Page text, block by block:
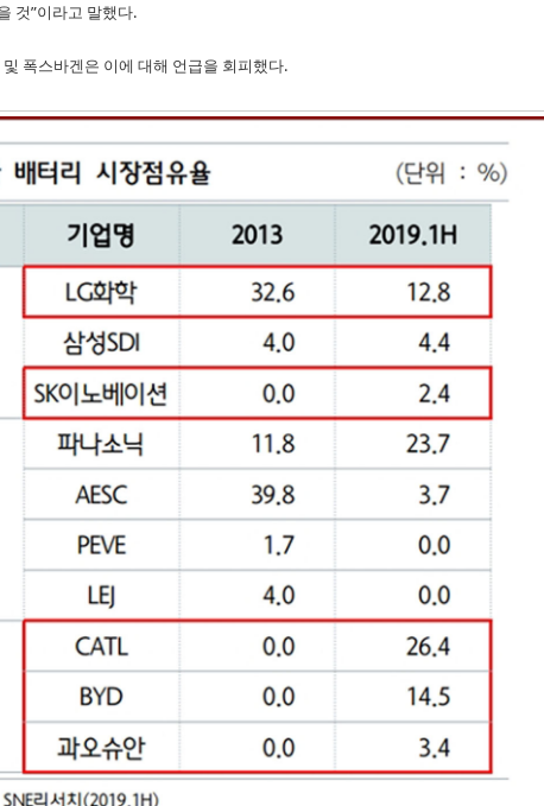
것”이라고 말했다.
폭스바겐은 이에 대해 언급을 회피했다.